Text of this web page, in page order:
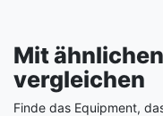
Mit
vergleichen
Finde das Equipment,